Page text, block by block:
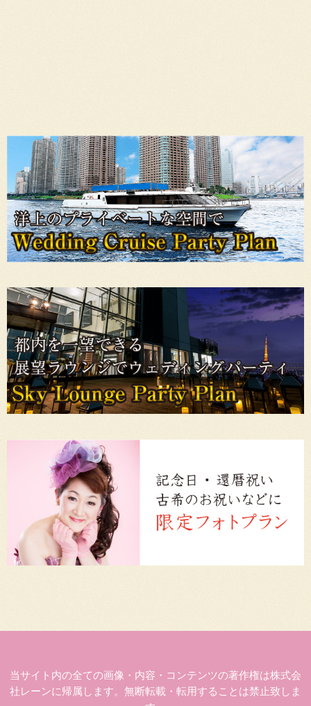
当サイト内の全ての画像・内容・コンテンツの著作権は株式会
社レーンに帰属します。無断転載・転用することは禁止致しま